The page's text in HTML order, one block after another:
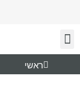
ראשי